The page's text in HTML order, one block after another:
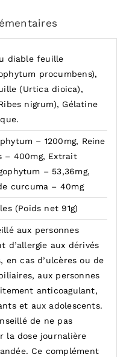
diable feuille
procumbens),
(Urtica dioica),
nigrum), Gélatine
– 1200mg, Reine
– 400mg, Extrait
– 53,36mg,
curcuma – 40mg
(Poids net 91g)
aux personnes
d’allergie aux dérivés
en cas d’ulcères ou de
aux personnes
anticoagulant,
et aux adolescents.
de ne pas
la dose journalière
Ce complément